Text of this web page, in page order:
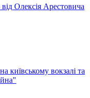
Олексія Арестовича
київському вокзалі та